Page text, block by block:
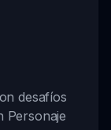
desafíos
Personaje